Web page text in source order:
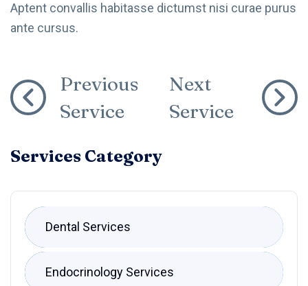
Aptent convallis habitasse dictumst nisi curae purus
ante cursus.
Previous
Service
Next
Service
Services Category
Dental Services
Endocrinology Services